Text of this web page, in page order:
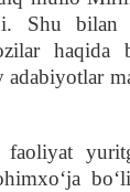
Shu bilan
haqida
adabiyotlar